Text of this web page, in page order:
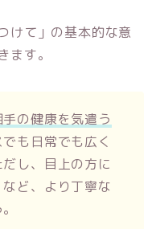
けて」の基本的な意
す。
手の健康を気遣う
も日常でも広く
し、目上の方に
ど、より丁寧な